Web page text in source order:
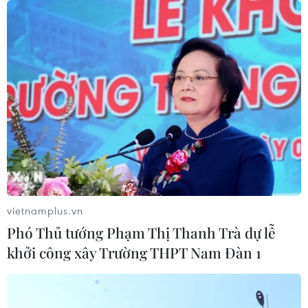
06/08/2026 12:35
Trung Quốc vận hành giàn phát điện
gió nổi đầu tiên chịu được bão cấp 17
06/08/2026 11:20
Hàn Quốc xác nhận Triều Tiên
phóng ít nhất 1 tên lửa đạn đạo tầm
ngắn
06/08/2026 09:41
Quân đội Hàn Quốc thông báo Triều
Tiên phóng vật thể chưa xác định
vietnamplus.vn
Phó Thủ tướng Phạm Thị Thanh Trà dự lễ
khởi công xây Trường THPT Nam Đàn 1